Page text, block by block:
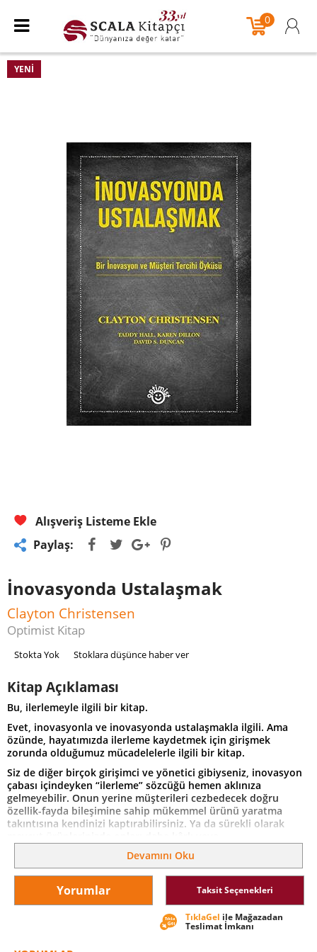
0
YENI
Alışveriş Listeme Ekle
Paylaş:
İnovasyonda Ustalaşmak
Clayton Christensen
Optimist Kitap
Stokta Yok Stoklara düşünce haber ver
Kitap Açıklaması
Bu, ilerlemeyle ilgili bir kitap.
Evet, inovasyonla ve inovasyonda ustalaşmakla ilgili. Ama
özünde, hayatımızda ilerleme kaydetmek için girişmek
zorunda olduğumuz mücadelelerle ilgili bir kitap.
Siz de diğer birçok girişimci ve yönetici gibiyseniz, inovasyon
çabası içindeyken “ilerleme” sözcüğü hemen aklınıza
gelmeyebilir. Onun yerine müşterileri cezbedecek doğru
özellik-fayda bileşimine sahip mükemmel ürünü yaratma
takıntısına kendinizi kaptırabilirsiniz. Ya da sürekli olarak
rakiplerinizinkinden farklı hale getirecek değişiklikler yapmayı
denersiniz. Müşterilerin ne istediğini bildiğinizi sanırsınız,
oysa gerçek hiç de öyle olmayabilir.
İnovasyon çok daha öngörülebilir ve çok daha kârlı olabilir,
ama ancak siz farklı düşünürseniz. Mesele ürün değil,
ilerlemedir. Dolayısıyla kendinizi ve organizasyonunuzu
sürekli başarısız olan iyi niyetli inovasyon çabalarına
Devamını Oku
Yorumlar Taksit Seçenekleri
TıklaGel ile Mağazadan
Teslimat İmkanı